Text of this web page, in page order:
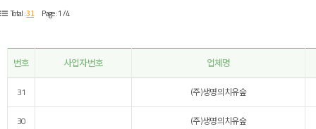
Total :31 Page : 1 /4
번호 사업자번호 업체명
31 (주)생명의치유숲
30 (주)생명의치유숲